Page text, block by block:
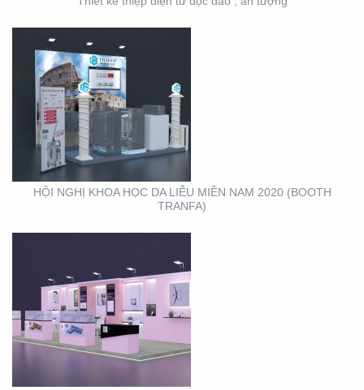
HỘI NGHỊ KHOA HỌC DA LIỄU MIỀN NAM 2020 (BOOTH
TRANFA)
HỘI NGHỊ DA LIỄU
TOÀN QUỐC NĂM 2020
TẠI CẦN THƠ (GIAN
HÀNG MINH KHƯƠNG
GROUP)
THIẾT KẾ – THI CÔNG
KỆ TRƯNG BÀY SẢN
PHẨM O’FOOD